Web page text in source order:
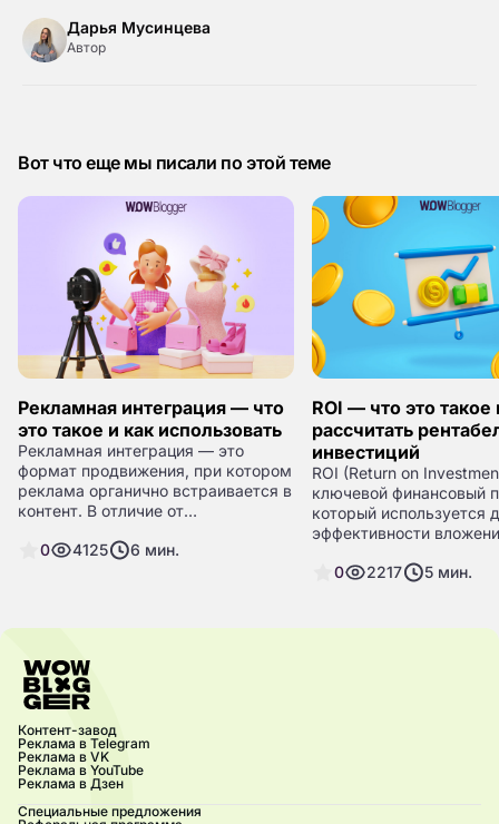
Дарья Мусинцева
Автор
Вот что еще мы писали по этой теме
Рекламная интеграция — что
это такое и как использовать
Рекламная интеграция — это
формат продвижения, при котором
реклама органично встраивается в
контент. В отличие от
объявлений, интеграция выглядит
быть использована в виде
видеороликов, сторис или даже в
формате подкастов. В этой статье
мы разберём, что такое рекламная
интеграция, какие её виды
существуют и как она помогает
привлечь внимание целевой
аудитории.
0 4125 6 мин.
ROI — что это такое
рассчитать
инвестиций
ROI (Return on
ключевой финансовый
который используется
эффективности
выгодной была
бюджета. В этой
0 2217 5 мин.
Контент-завод
Реклама в Telegram
Реклама в VK
Реклама в YouTube
Реклама в Дзен
Специальные предложения